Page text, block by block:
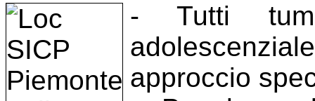
- Tutti
approccio